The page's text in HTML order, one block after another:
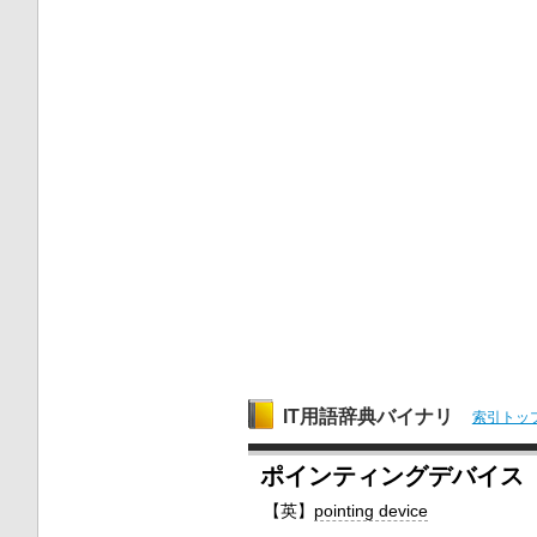
IT用語辞典バイナリ 索引トッ
ポインティングデバイス
【英】 pointing device